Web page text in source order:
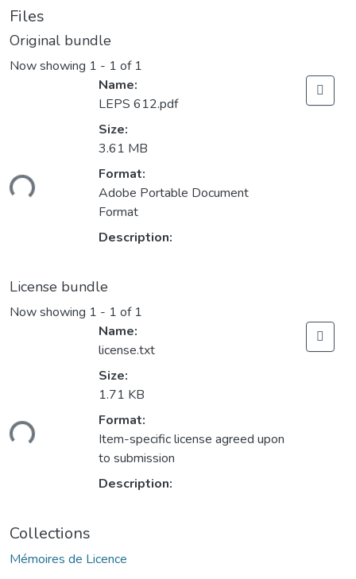
Files
Original bundle
Now showing 1 - 1 of 1
Name:
LEPS 612.pdf
Size:
3.61 MB
Format:
Adobe Portable Document
Format
Description:
License bundle
Now showing 1 - 1 of 1
Name:
license.txt
Size:
1.71 KB
Format:
Item-specific license agreed upon
to submission
Description:
Collections
Mémoires de Licence